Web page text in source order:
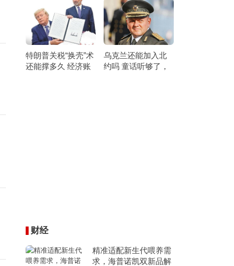
特朗普关税“换壳”术
还能撑多久 经济账
乌克兰还能加入北
约吗 童话听够了，
财经
精准适配新生代喂养需
求，海普诺凯双新品解